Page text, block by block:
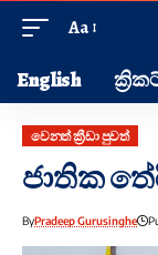
Aa
English
වෙනත් ක්‍රීඩා පුවත්
ජාතික
ByPradeep Gurusinghe